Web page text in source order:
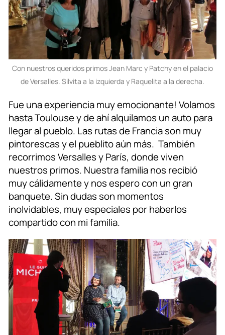
Con nuestros queridos primos Jean Marc y Patchy en el palacio
de Versalles. Silvita a la izquierda y Raquelita a la derecha.
Fue una experiencia muy emocionante! Volamos
hasta Toulouse y de ahí alquilamos un auto para
llegar al pueblo. Las rutas de Francia son muy
pintorescas y el pueblito aún más. También
recorrimos Versalles y París, donde viven
nuestros primos. Nuestra familia nos recibió
muy cálidamente y nos espero con un gran
banquete. Sin dudas son momentos
inolvidables, muy especiales por haberlos
compartido con mi familia.